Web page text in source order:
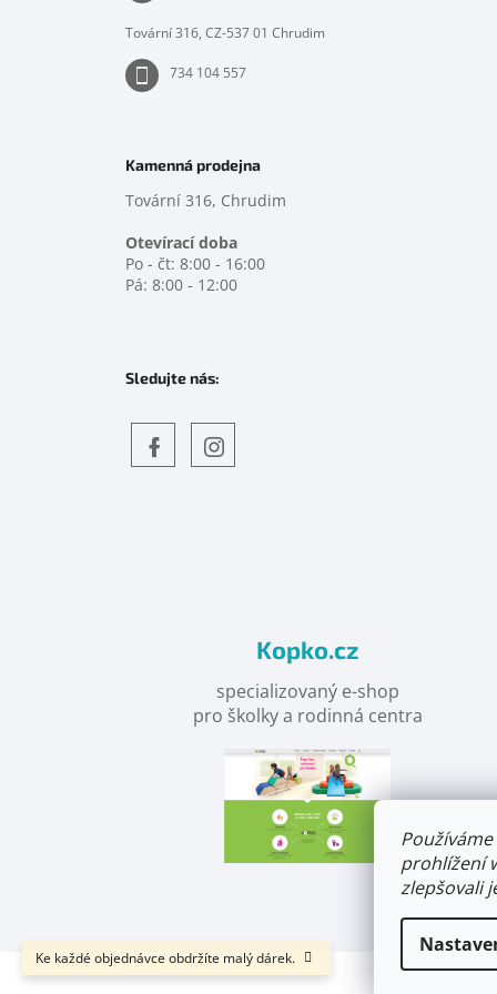
prohlížení
zlepšovali
Ke každé objednávce obdržíte malý dárek.
Tovární 316, CZ-537 01 Chrudim
734 104 557
Kamenná prodejna
Tovární 316, Chrudim
Otevírací doba
Po - čt: 8:00 - 16:00
Pá: 8:00 - 12:00
Sledujte nás:
Kopko.cz
specializovaný e-shop
pro školky a rodinná centra